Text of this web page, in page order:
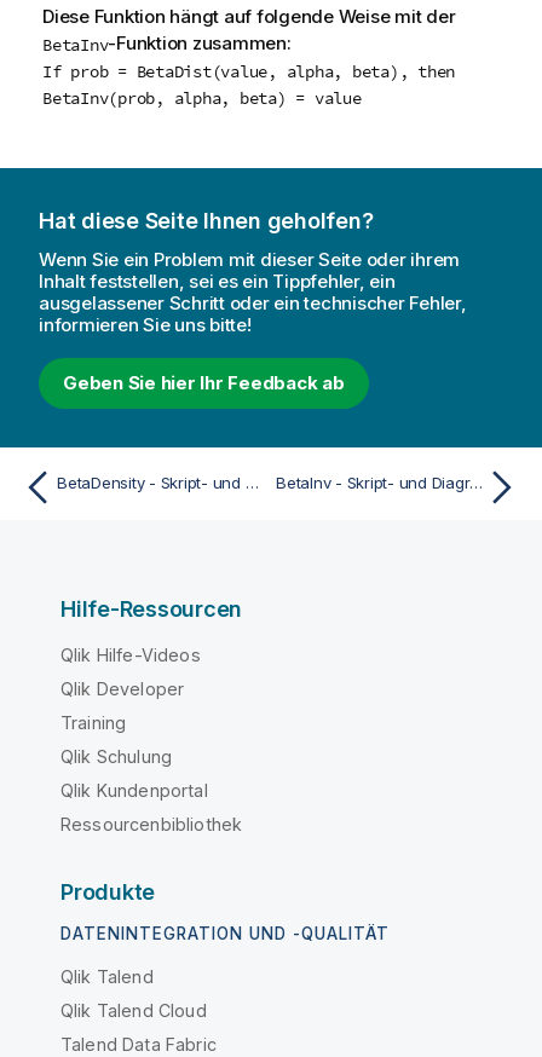
Diese Funktion hängt auf folgende Weise mit der
BetaInv-Funktion zusammen:
If prob = BetaDist(value, alpha, beta), then
BetaInv(prob, alpha, beta) = value
Hat diese Seite Ihnen geholfen?
Wenn Sie ein Problem mit dieser Seite oder ihrem
Inhalt feststellen, sei es ein Tippfehler, ein
ausgelassener Schritt oder ein technischer Fehler,
informieren Sie uns bitte!
Geben Sie hier Ihr Feedback ab
BetaDensity - Skript- und Diagrammfunktion BetaInv - Skript- und Diagrammfunktion
Hilfe-Ressourcen
Qlik Hilfe-Videos
Qlik Developer
Training
Qlik Schulung
Qlik Kundenportal
Ressourcenbibliothek
Produkte
DATENINTEGRATION UND -QUALITÄT
Qlik Talend
Qlik Talend Cloud
Talend Data Fabric